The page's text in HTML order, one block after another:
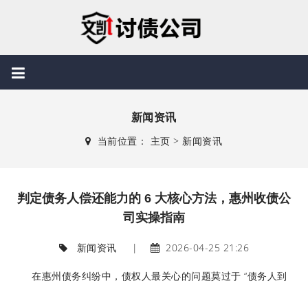
新闻资讯
当前位置： 主页 > 新闻资讯
判定债务人偿还能力的 6 大核心方法，惠州收债公
司实操指南
新闻资讯 | 2026-04-25 21:26
在惠州债务纠纷中，债权人最关心的问题莫过于 “债务人到